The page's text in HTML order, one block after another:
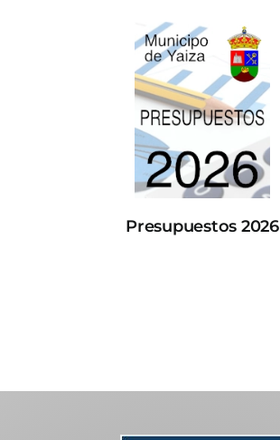
Presupuestos 2026